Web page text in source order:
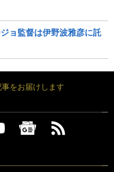
ョ監督は伊野波雅彦に託
をお届けします